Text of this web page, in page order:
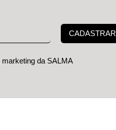
CADASTRAR
da SALMA